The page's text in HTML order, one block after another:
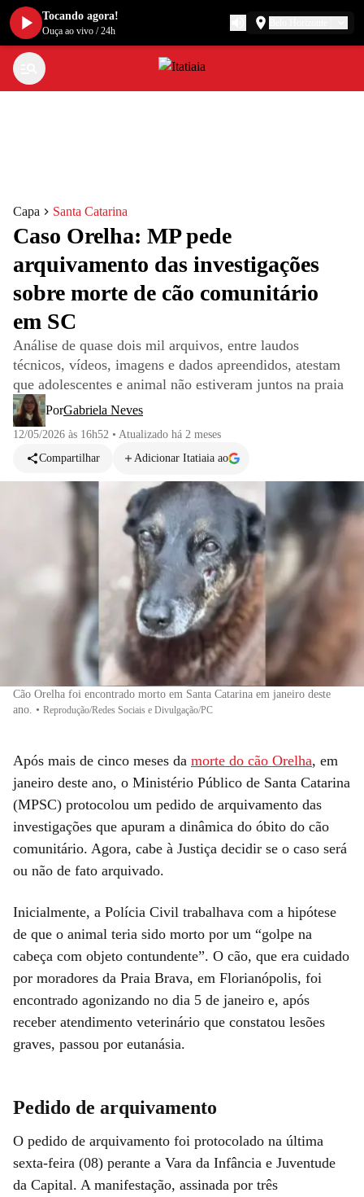
Capa Santa Catarina
Caso Orelha: MP pede
arquivamento das investigações
sobre morte de cão comunitário
em SC
Análise de quase dois mil arquivos, entre laudos
técnicos, vídeos, imagens e dados apreendidos, atestam
que adolescentes e animal não estiveram juntos na praia
PorGabriela Neves
12/05/2026 às 16h52 • Atualizado há 2 meses
Compartilhar
Adicionar Itatiaia ao
Cão Orelha foi encontrado morto em Santa Catarina em janeiro deste
ano. • Reprodução/Redes Sociais e Divulgação/PC
Após mais de cinco meses da morte do cão Orelha, em
janeiro deste ano, o Ministério Público de Santa Catarina
(MPSC) protocolou um pedido de arquivamento das
investigações que apuram a dinâmica do óbito do cão
comunitário. Agora, cabe à Justiça decidir se o caso será
ou não de fato arquivado.
Inicialmente, a Polícia Civil trabalhava com a hipótese
de que o animal teria sido morto por um “golpe na
cabeça com objeto contundente”. O cão, que era cuidado
por moradores da Praia Brava, em Florianópolis, foi
encontrado agonizando no dia 5 de janeiro e, após
receber atendimento veterinário que constatou lesões
graves, passou por eutanásia.
Pedido de arquivamento
O pedido de arquivamento foi protocolado na última
sexta-feira (08) perante a Vara da Infância e Juventude
da Capital. A manifestação, assinada por três
Tocando agora!
Ouça ao vivo /24h